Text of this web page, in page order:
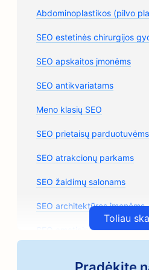
Abdominoplastikos (pilvo
SEO estetinės chirurgijos
SEO apskaitos įmonėms
SEO antikvariatams
Meno klasių SEO
SEO prietaisų parduotuvėms
SEO atrakcionų parkams
SEO žaidimų salonams
SEO architektūros įmonėms
SEO amatininkų kavos
Toliau